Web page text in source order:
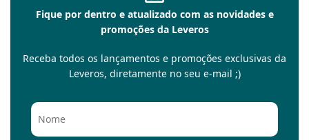
Fique por dentro e atualizado com as novidades e
promoções da Leveros
Receba todos os lançamentos e promoções exclusivas da
Leveros, diretamente no seu e-mail ;)